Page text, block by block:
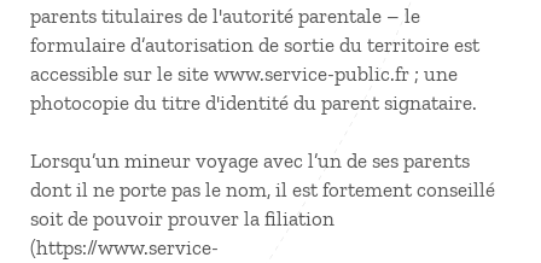
parents titulaires de l'autorité parentale – le
formulaire d’autorisation de sortie du territoire est
accessible sur le site www.service-public.fr ; une
photocopie du titre d'identité du parent signataire.
Lorsqu’un mineur voyage avec l’un de ses parents
dont il ne porte pas le nom, il est fortement conseillé
soit de pouvoir prouver la filiation
(https://www.service-